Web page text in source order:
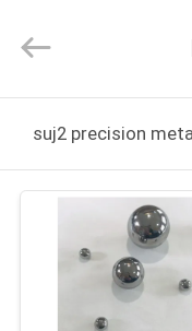
PRODUCTEN
ONGEVEER
engineering
import
co.,ltd..
suj2 precision